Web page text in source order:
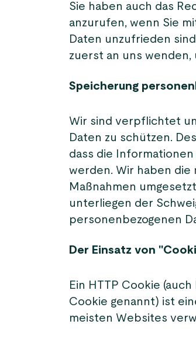
Sie haben auch das
anzurufen, wenn Sie
Daten unzufrieden
zuerst an uns wenden,
Speicherung
Wir sind verpflichtet
Daten zu schützen.
dass die
werden. Wir haben
Maßnahmen
unterliegen der
personenbezogenen
Der Einsatz von
Ein HTTP Cookie
Cookie genannt) ist
meisten Websites